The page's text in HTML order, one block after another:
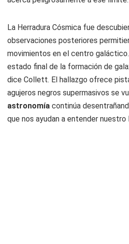
La Herradura Cósmica fue
observaciones posteriores
movimientos en el centro
estado final de la formación de
dice Collett. El hallazgo ofrece
agujeros negros supermasivos se
astronomía continúa
que nos ayudan a entender nuestro